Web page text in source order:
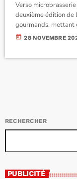
Verso
deuxième édition
gourmands, mettant
producteurs locaux
today 28 NOVEMBRE
RECHERCHER
PUBLICITÉ